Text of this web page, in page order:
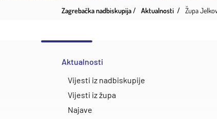
Zagrebačka nadbiskupija Aktualnosti Župa
Aktualnosti
Vijesti iz nadbiskupije
Vijesti iz župa
Najave